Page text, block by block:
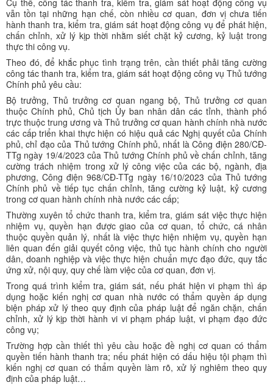
Cụ thể, công tác thanh tra, kiểm tra, giám sát hoạt động công vụ
vẫn tồn tại những hạn chế, còn nhiều cơ quan, đơn vị chưa tiến
hành thanh tra, kiểm tra, giám sát hoạt động công vụ để phát hiện,
chấn chỉnh, xử lý kịp thời nhằm siết chặt kỷ cương, kỷ luật trong
thực thi công vụ.
Theo đó, để khắc phục tình trạng trên, cần thiết phải tăng cường
công tác thanh tra, kiểm tra, giám sát hoạt động công vụ Thủ tướng
Chính phủ yêu cầu:
Bộ trưởng, Thủ trưởng cơ quan ngang bộ, Thủ trưởng cơ quan
thuộc Chính phủ, Chủ tịch Ủy ban nhân dân các tỉnh, thành phố
trực thuộc trung ương và Thủ trưởng cơ quan hành chính nhà nước
các cấp triển khai thực hiện có hiệu quả các Nghị quyết của Chính
phủ, chỉ đạo của Thủ tướng Chính phủ, nhất là Công điện 280/CĐ-
TTg ngày 19/4/2023 của Thủ tướng Chính phủ về chấn chỉnh, tăng
cường trách nhiệm trong xử lý công việc của các bộ, ngành, địa
phương, Công điện 968/CĐ-TTg ngày 16/10/2023 của Thủ tướng
Chính phủ về tiếp tục chấn chỉnh, tăng cường kỷ luật, kỷ cương
trong cơ quan hành chính nhà nước các cấp;
Thường xuyên tổ chức thanh tra, kiểm tra, giám sát việc thực hiện
nhiệm vụ, quyền hạn được giao của cơ quan, tổ chức, cá nhân
thuộc quyền quản lý, nhất là việc thực hiện nhiệm vụ, quyền hạn
liên quan đến giải quyết công việc, thủ tục hành chính cho người
dân, doanh nghiệp và việc thực hiện chuẩn mực đạo đức, quy tắc
ứng xử, nội quy, quy chế làm việc của cơ quan, đơn vị.
Trong quá trình kiểm tra, giám sát, nếu phát hiện vi phạm thì áp
dụng hoặc kiến nghị cơ quan nhà nước có thẩm quyền áp dụng
biện pháp xử lý theo quy định của pháp luật để ngăn chặn, chấn
chỉnh, xử lý kịp thời hành vi vi phạm pháp luật, vi phạm đạo đức
công vụ;
Trường hợp cần thiết thì yêu cầu hoặc đề nghị cơ quan có thẩm
quyền tiến hành thanh tra; nếu phát hiện có dấu hiệu tội phạm thì
kiến nghị cơ quan có thẩm quyền làm rõ, xử lý nghiêm theo quy
định của pháp luật…